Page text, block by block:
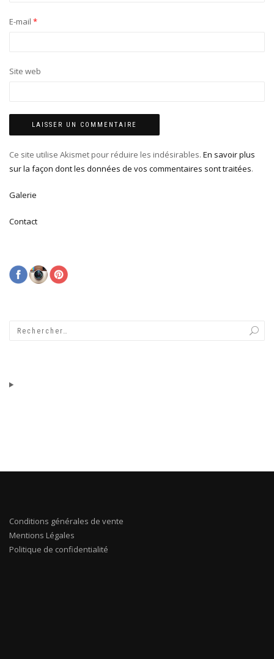
E-mail *
Site web
Ce site utilise Akismet pour réduire les indésirables. En savoir plus
sur la façon dont les données de vos commentaires sont traitées.
Galerie
Contact
Conditions générales de vente
Mentions Légales
Politique de confidentialité